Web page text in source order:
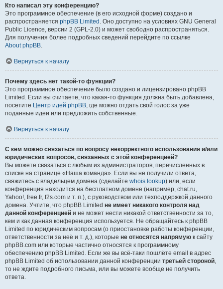
Кто написал эту конференцию?
Это программное обеспечение (в его исходной форме) создано и
распространяется phpBB Limited . Оно доступно на условиях GNU General
Public Licence, версии 2 (GPL-2.0) и может свободно распространяться.
Для получения более подробных сведений перейдите по ссылке
About phpBB.
Вернуться к началу
Почему здесь нет такой-то функции?
Это программное обеспечение было создано и лицензировано phpBB
Limited. Если вы считаете, что какая-то функция должна быть добавлена,
посетите Центр идей phpBB, где можно отдать свой голос за уже
поданные идеи или предложить собственные.
Вернуться к началу
С кем можно связаться по вопросу некорректного использования и/или
юридических вопросов, связанных с этой конференцией?
Вы можете связаться с любым из администраторов, перечисленных в
списке на странице «Наша команда». Если вы не получили ответа,
свяжитесь с владельцем домена (сделайте whois lookup) или, если
конференция находится на бесплатном домене (например, chat.ru,
Yahoo!, free.fr, f2s.com и т. п.), с руководством или техподдержкой данного
домена. Учтите, что phpBB Limited не имеет никакого контроля над
данной конференцией и не может нести никакой ответственности за то,
кем и как данная конференция используется. Не обращайтесь к phpBB
Limited по юридическим вопросам (о приостановке работы конференции,
ответственности за неё и т. д.), которые не относятся напрямую к сайту
phpBB.com или которые частично относятся к программному
обеспечению phpBB Limited. Если же вы всё-таки пошлёте email в адрес
phpBB Limited об использовании данной конференции третьей стороной,
то не ждите подробного письма, или вы можете вообще не получить
ответа.